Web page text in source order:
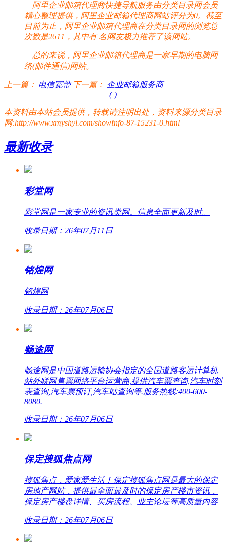
阿里企业邮箱代理商快捷导航服务由分类目录网会员
精心整理提供，阿里企业邮箱代理商网站评分为0。截至
目前为止，阿里企业邮箱代理商在分类目录网的浏览总
次数是2611，其中有名网友极力推荐了该网站。
总的来说，阿里企业邮箱代理商是一家早期的电脑网
络(邮件通信)网站。
上一篇： 电信宽带 下一篇：
企业邮箱服务商
( )
本资料由本站会员提供，转载请注明出处，资料来源分类目录
网:http://www.xmyshyl.com/showinfo-87-15231-0.html
最新收录
彩堂网
彩堂网是一家专业的资讯类网。信息全面更新及时。
收录日期：26年07月11日
铭煌网
铭煌网
收录日期：26年07月06日
畅途网
畅途网是中国道路运输协会指定的全国道路客运计算机
站外联网售票网络平台运营商,提供汽车票查询,汽车时刻
表查询,汽车票预订,汽车站查询等.服务热线:400-600-
8080.
收录日期：26年07月06日
保定搜狐焦点网
搜狐焦点，爱家爱生活！保定搜狐焦点网是最大的保定
房地产网站，提供最全面最及时的保定房产楼市资讯，
保定房产楼盘详情、买房流程、业主论坛等高质量内容
收录日期：26年07月06日